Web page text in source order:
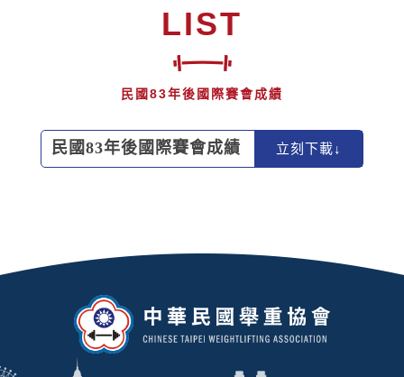
LIST
民國83年後國際賽會成績
民國83年後國際賽會成績 立刻下載↓